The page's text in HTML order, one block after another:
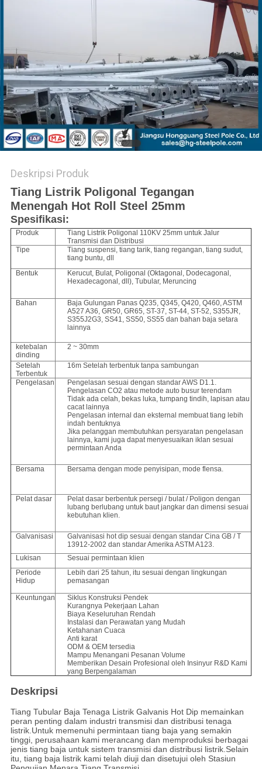
KEBIJAKAN
PRIBADI
Deskripsi Produk
Tiang Listrik Poligonal Tegangan
Menengah Hot Roll Steel 25mm
Spesifikasi:
Produk
Tiang Listrik Poligonal 110KV 25mm untuk Jalur
Transmisi dan Distribusi
Tipe
Tiang suspensi, tiang tarik, tiang regangan, tiang sudut,
tiang buntu, dll
Bentuk
Kerucut, Bulat, Poligonal (Oktagonal, Dodecagonal,
Hexadecagonal, dll), Tubular, Meruncing
Bahan
Baja Gulungan Panas Q235, Q345, Q420, Q460, ASTM
A527 A36, GR50, GR65, ST-37, ST-44, ST-52, S355JR,
S355J2G3, SS41, SS50, SS55 dan bahan baja setara
lainnya
ketebalan
dinding
2 ~ 30mm
Setelah
Terbentuk
16m Setelah terbentuk tanpa sambungan
Pengelasan
Pengelasan sesuai dengan standar AWS D1.1.
Pengelasan CO2 atau metode auto busur terendam
Tidak ada celah, bekas luka, tumpang tindih, lapisan atau
cacat lainnya
Pengelasan internal dan eksternal membuat tiang lebih
indah bentuknya
Jika pelanggan membutuhkan persyaratan pengelasan
lainnya, kami juga dapat menyesuaikan iklan sesuai
permintaan Anda
Bersama Bersama dengan mode penyisipan, mode flensa.
Pelat dasar
Pelat dasar berbentuk persegi / bulat / Poligon dengan
lubang berlubang untuk baut jangkar dan dimensi sesuai
kebutuhan klien.
Galvanisasi
Galvanisasi hot dip sesuai dengan standar Cina GB / T
13912-2002 dan standar Amerika ASTM A123.
Lukisan
Sesuai permintaan klien
Periode
Hidup
Lebih dari 25 tahun, itu sesuai dengan lingkungan
pemasangan
Keuntungan
Siklus Konstruksi Pendek
Kurangnya Pekerjaan Lahan
Biaya Keseluruhan Rendah
Instalasi dan Perawatan yang Mudah
Ketahanan Cuaca
Anti karat
ODM & OEM tersedia
Mampu Menangani Pesanan Volume
Memberikan Desain Profesional oleh Insinyur R&D Kami
yang Berpengalaman
Deskripsi
Tiang Tubular Baja Tenaga Listrik Galvanis Hot Dip memainkan
peran penting dalam industri transmisi dan distribusi tenaga
listrik.Untuk memenuhi permintaan tiang baja yang semakin
tinggi, perusahaan kami merancang dan memproduksi berbagai
jenis tiang baja untuk sistem transmisi dan distribusi listrik.Selain
itu, tiang baja listrik kami telah diuji dan disetujui oleh Stasiun